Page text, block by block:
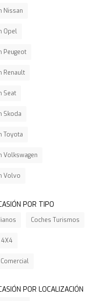
Nissan
Opel
Peugeot
Renault
Seat
Skoda
Toyota
Volkswagen
Volvo
POR TIPO
Coches Turismos
4X4
POR LOCALIZACIÓN